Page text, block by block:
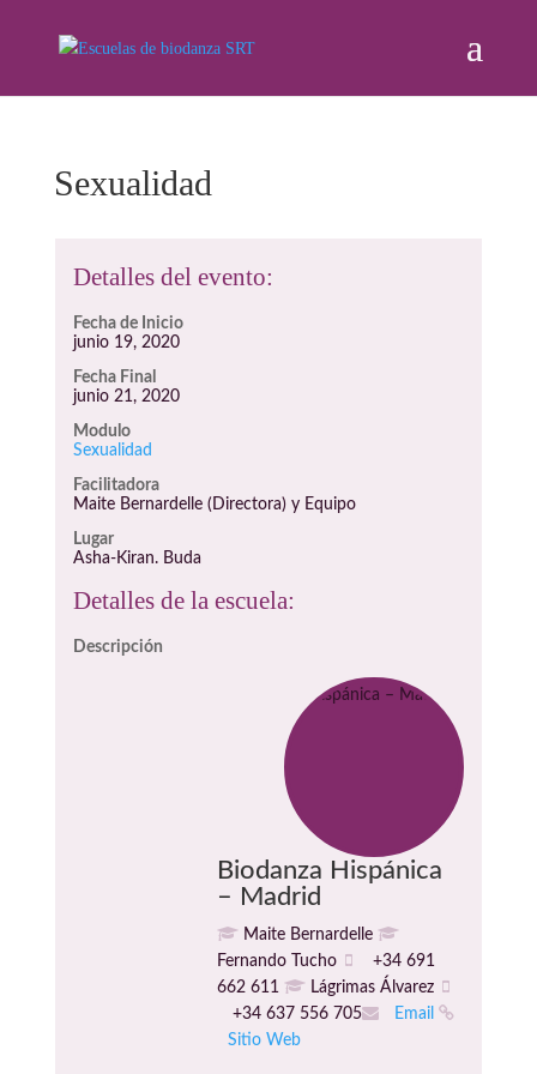
Sexualidad
Detalles del evento:
Fecha de Inicio
junio 19, 2020
Fecha Final
junio 21, 2020
Modulo
Sexualidad
Facilitadora
Maite Bernardelle (Directora) y Equipo
Lugar
Asha-Kiran. Buda
Detalles de la escuela:
Descripción
Biodanza Hispánica
– Madrid
Maite Bernardelle
Fernando Tucho
+34 691
662 611
Lágrimas Álvarez
+34 637 556 705
Email
Sitio Web